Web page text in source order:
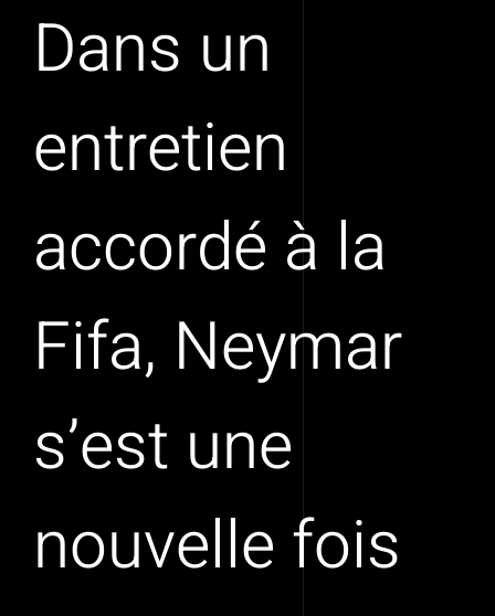
Dans un
entretien
accordé à la
Fifa, Neymar
s’est une
nouvelle fois